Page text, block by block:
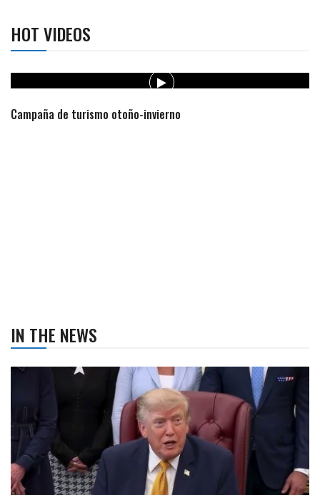
HOT VIDEOS
Campaña de turismo otoño-invierno
IN THE NEWS